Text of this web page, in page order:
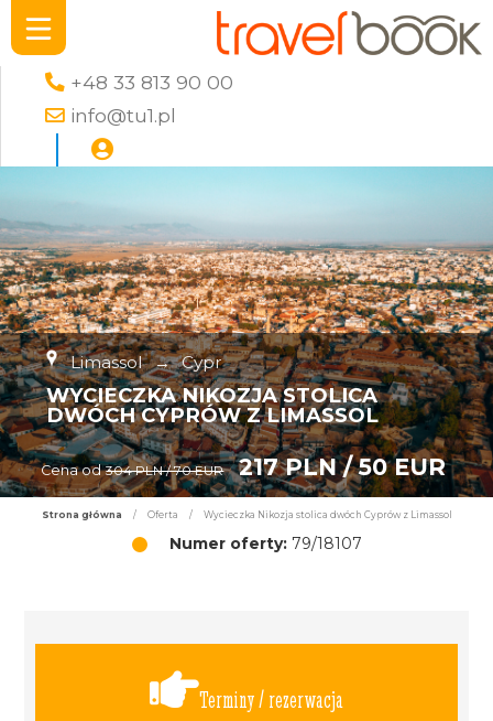
+48 33 813 90 00
info@tu1.pl
Limassol → Cypr
WYCIECZKA NIKOZJA STOLICA
DWÓCH CYPRÓW Z LIMASSOL
Cena od 304 PLN / 70 EUR 217 PLN / 50 EUR
Strona główna / Oferta / Wycieczka Nikozja stolica dwóch Cyprów z Limassol
Numer oferty:79/18107
Terminy / rezerwacja